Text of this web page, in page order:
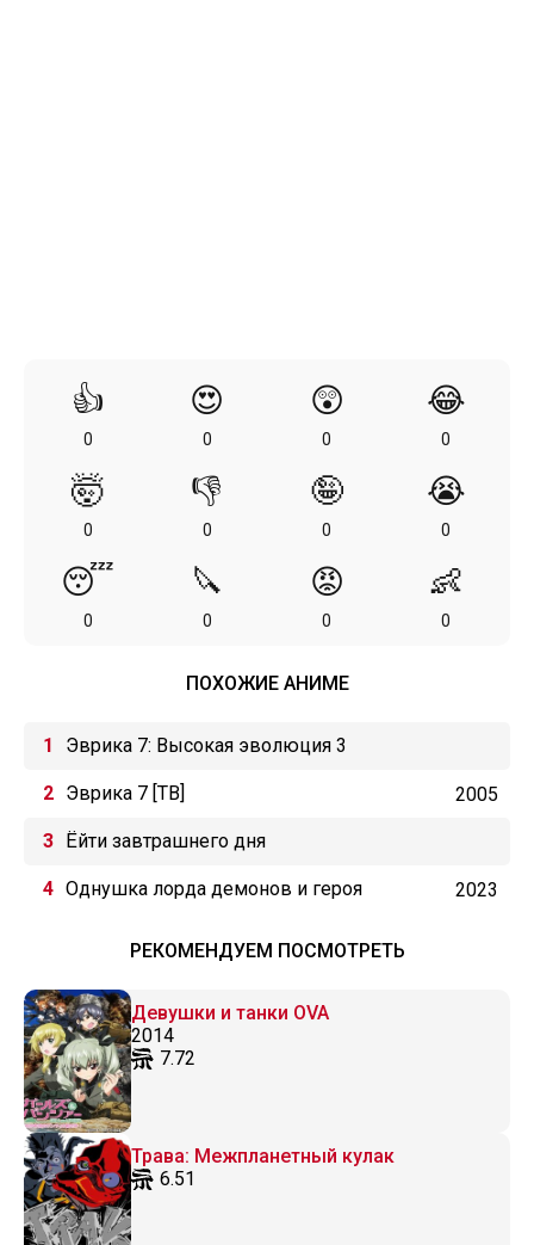
👍
0
😍
0
😲
0
😂
0
🤯
0
👎
0
🤪
0
😭
0
😴
0
🔪
0
😡
0
👶
0
ПОХОЖИЕ АНИМЕ
Эврика 7: Высокая эволюция 3
Эврика 7 [ТВ] 2005
Ёйти завтрашнего дня
Однушка лорда демонов и героя 2023
РЕКОМЕНДУЕМ ПОСМОТРЕТЬ
Девушки и танки OVA
2014
7.72
Трава: Межпланетный кулак
6.51